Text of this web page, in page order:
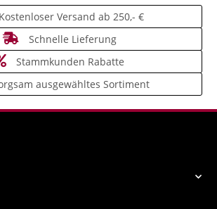
Kostenloser Versand ab 250,- €
Schnelle Lieferung
Stammkunden Rabatte
ausgewähltes Sortiment